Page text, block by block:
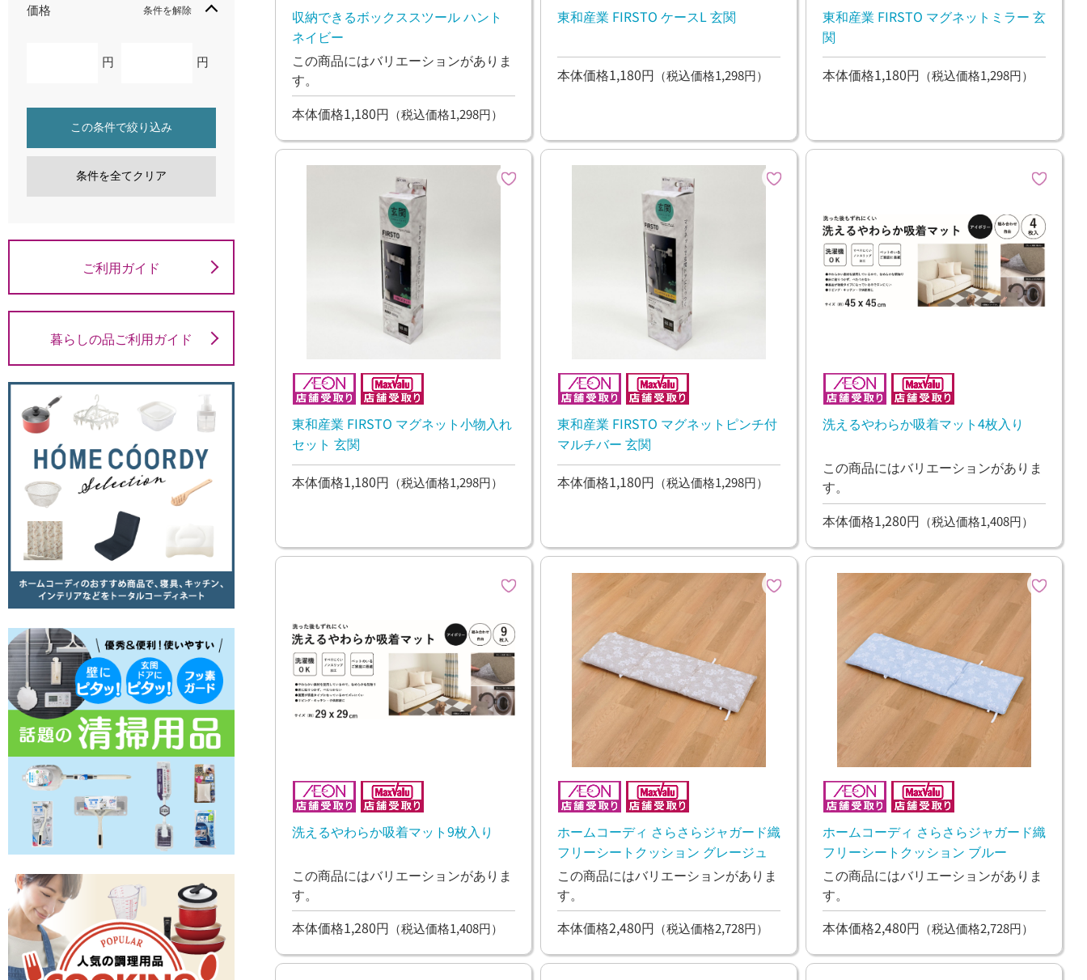
価格 条件を解除
円 円
この条件で絞り込み
条件を全てクリア
ご利用ガイド
暮らしの品ご利用ガイド
収納できるボックススツール ハント
ネイビー
この商品にはバリエーションがありま
す。
本体価格1,180円 （税込価格1,298円）
東和産業 FIRSTO ケースL 玄関
本体価格1,180円 （税込価格1,298円）
東和産業 FIRSTO マグネットミラー 玄
関
本体価格1,180円 （税込価格1,298円）
東和産業 FIRSTO マグネット小物入れ
セット 玄関
本体価格1,180円 （税込価格1,298円）
東和産業 FIRSTO マグネットピンチ付
マルチバー 玄関
本体価格1,180円 （税込価格1,298円）
洗えるやわらか吸着マット4枚入り
この商品にはバリエーションがありま
す。
本体価格1,280円 （税込価格1,408円）
洗えるやわらか吸着マット9枚入り
この商品にはバリエーションがありま
す。
本体価格1,280円 （税込価格1,408円）
ホームコーディ さらさらジャガード織
フリーシートクッション グレージュ
この商品にはバリエーションがありま
す。
本体価格2,480円 （税込価格2,728円）
ホームコーディ さらさらジャガード織
フリーシートクッション ブルー
この商品にはバリエーションがありま
す。
本体価格2,480円 （税込価格2,728円）